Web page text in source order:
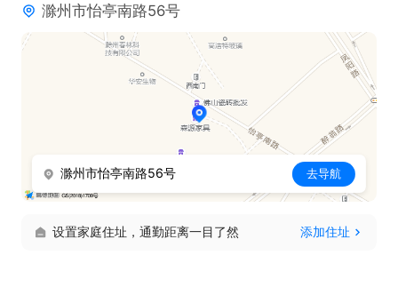
滁州市怡亭南路56号
滁州市怡亭南路56号 去导航
设置家庭住址，通勤距离一目了然 添加住址